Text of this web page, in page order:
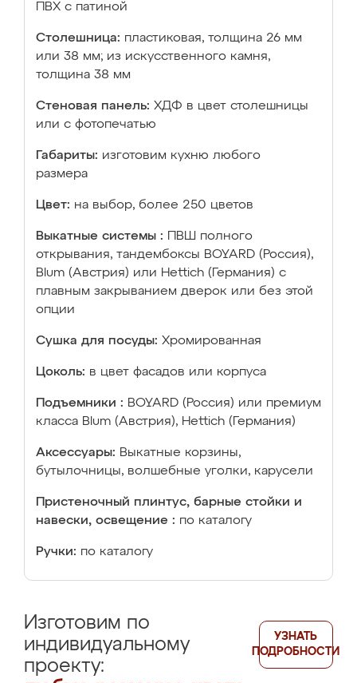
ПВХ с патиной
Столешница: пластиковая, толщина 26 мм
или 38 мм; из искусственного камня,
толщина 38 мм
Стеновая панель: ХДФ в цвет столешницы
или с фотопечатью
Габариты: изготовим кухню любого
размера
Цвет: на выбор, более 250 цветов
Выкатные системы :
ПВШ полного
открывания, тандембоксы BOYARD (Россия),
Blum (Австрия) или Hettich (Германия) с
плавным закрыванием дверок или без этой
опции
Сушка для посуды: Хромированная
Цоколь: в цвет фасадов или корпуса
Подъемники : BOYARD (Россия) или премиум
класса Blum (Австрия), Hettich (Германия)
Аксессуары: Выкатные корзины,
бутылочницы, волшебные уголки, карусели
Пристеночный плинтус, барные стойки и
навески, освещение : по каталогу
Ручки: по каталогу
Изготовим по
индивидуальному
проекту:
УЗНАТЬ
ПОДРОБНОСТИ